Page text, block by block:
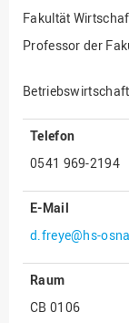
Forschung,
Drittmittel
Engagement
Institut für Musik
IT Service Center
Fakultät
Professor der
Telefon
0541 969-2194
E-Mail
d.freye@hs-
Raum
CB 0106